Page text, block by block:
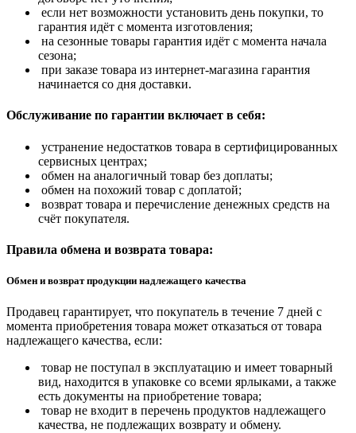
если нет возможности установить день покупки, то
гарантия идёт с момента изготовления;
на сезонные товары гарантия идёт с момента начала
сезона;
при заказе товара из интернет-магазина гарантия
начинается со дня доставки.
Обслуживание по гарантии включает в себя:
устранение недостатков товара в сертифицированных
сервисных центрах;
обмен на аналогичный товар без доплаты;
обмен на похожий товар с доплатой;
возврат товара и перечисление денежных средств на
счёт покупателя.
Правила обмена и возврата товара:
Обмен и возврат продукции надлежащего качества
Продавец гарантирует, что покупатель в течение 7 дней с
момента приобретения товара может отказаться от товара
надлежащего качества, если:
товар не поступал в эксплуатацию и имеет товарный
вид, находится в упаковке со всеми ярлыками, а также
есть документы на приобретение товара;
товар не входит в перечень продуктов надлежащего
качества, не подлежащих возврату и обмену.